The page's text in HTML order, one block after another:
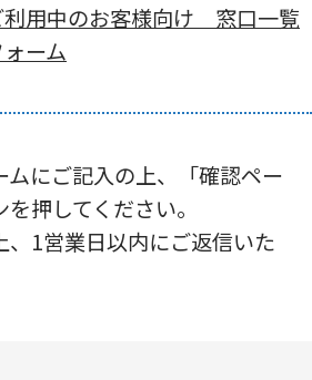
利用中のお客様向け 窓口一覧
ーム
ムにご記入の上、「確認ペー
押してください。
1営業日以内にご返信いた